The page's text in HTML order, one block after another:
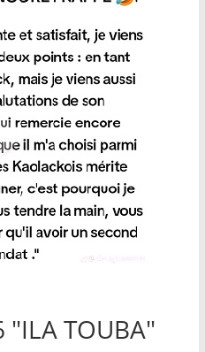
"ILA TOUBA"